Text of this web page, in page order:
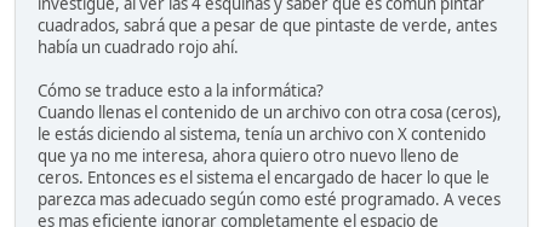
cuadrados, sabrá que a pesar de que pintaste de verde, antes
había un cuadrado rojo ahí.
Cómo se traduce esto a la informática?
Cuando llenas el contenido de un archivo con otra cosa (ceros),
le estás diciendo al sistema, tenía un archivo con X contenido
que ya no me interesa, ahora quiero otro nuevo lleno de
ceros. Entonces es el sistema el encargado de hacer lo que le
parezca mas adecuado según como esté programado. A veces
es mas eficiente ignorar completamente el espacio de